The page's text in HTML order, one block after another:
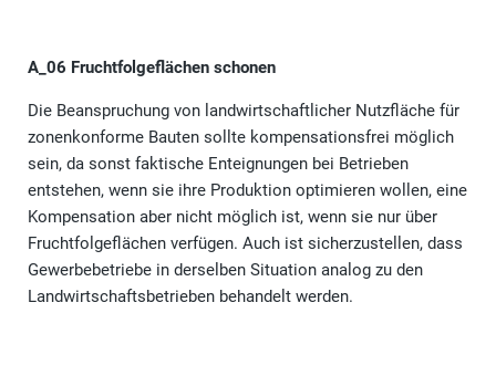
A_06 Fruchtfolgeflächen schonen
Die Beanspruchung von landwirtschaftlicher Nutzfläche für
zonenkonforme Bauten sollte kompensationsfrei möglich
sein, da sonst faktische Enteignungen bei Betrieben
entstehen, wenn sie ihre Produktion optimieren wollen, eine
Kompensation aber nicht möglich ist, wenn sie nur über
Fruchtfolgeflächen verfügen. Auch ist sicherzustellen, dass
Gewerbebetriebe in derselben Situation analog zu den
Landwirtschaftsbetrieben behandelt werden.